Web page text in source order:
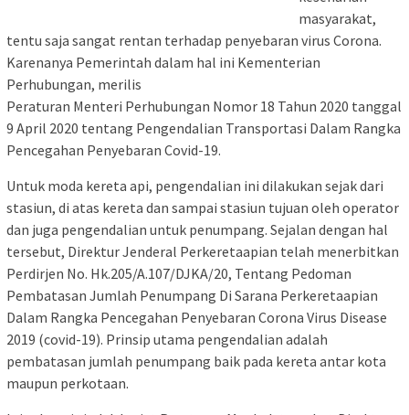
masyarakat,
tentu saja sangat rentan terhadap penyebaran virus Corona.
Karenanya Pemerintah dalam hal ini Kementerian
Perhubungan, merilis
Peraturan Menteri Perhubungan Nomor 18 Tahun 2020 tanggal
9 April 2020 tentang Pengendalian Transportasi Dalam Rangka
Pencegahan Penyebaran Covid-19.
Untuk moda kereta api, pengendalian ini dilakukan sejak dari
stasiun, di atas kereta dan sampai stasiun tujuan oleh operator
dan juga pengendalian untuk penumpang. Sejalan dengan hal
tersebut, Direktur Jenderal Perkeretaapian telah menerbitkan
Perdirjen No. Hk.205/A.107/DJKA/20, Tentang Pedoman
Pembatasan Jumlah Penumpang Di Sarana Perkeretaapian
Dalam Rangka Pencegahan Penyebaran Corona Virus Disease
2019 (covid-19). Prinsip utama pengendalian adalah
pembatasan jumlah penumpang baik pada kereta antar kota
maupun perkotaan.